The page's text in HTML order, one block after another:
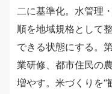
二に基準化。水管理
順を地域規格として
できる状態にする。
業研修、都市住民の
増やす。米づくりを“